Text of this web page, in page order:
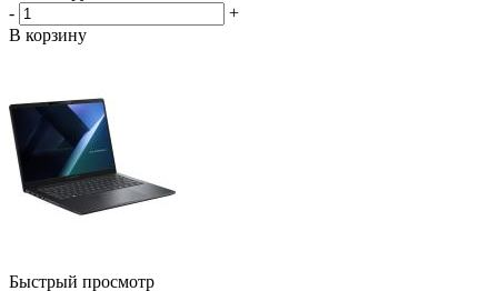
-
+
В корзину
Быстрый просмотр